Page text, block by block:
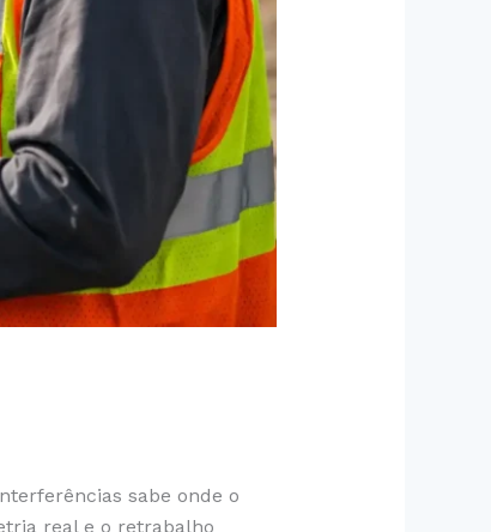
sabe onde o
real e o retrabalho